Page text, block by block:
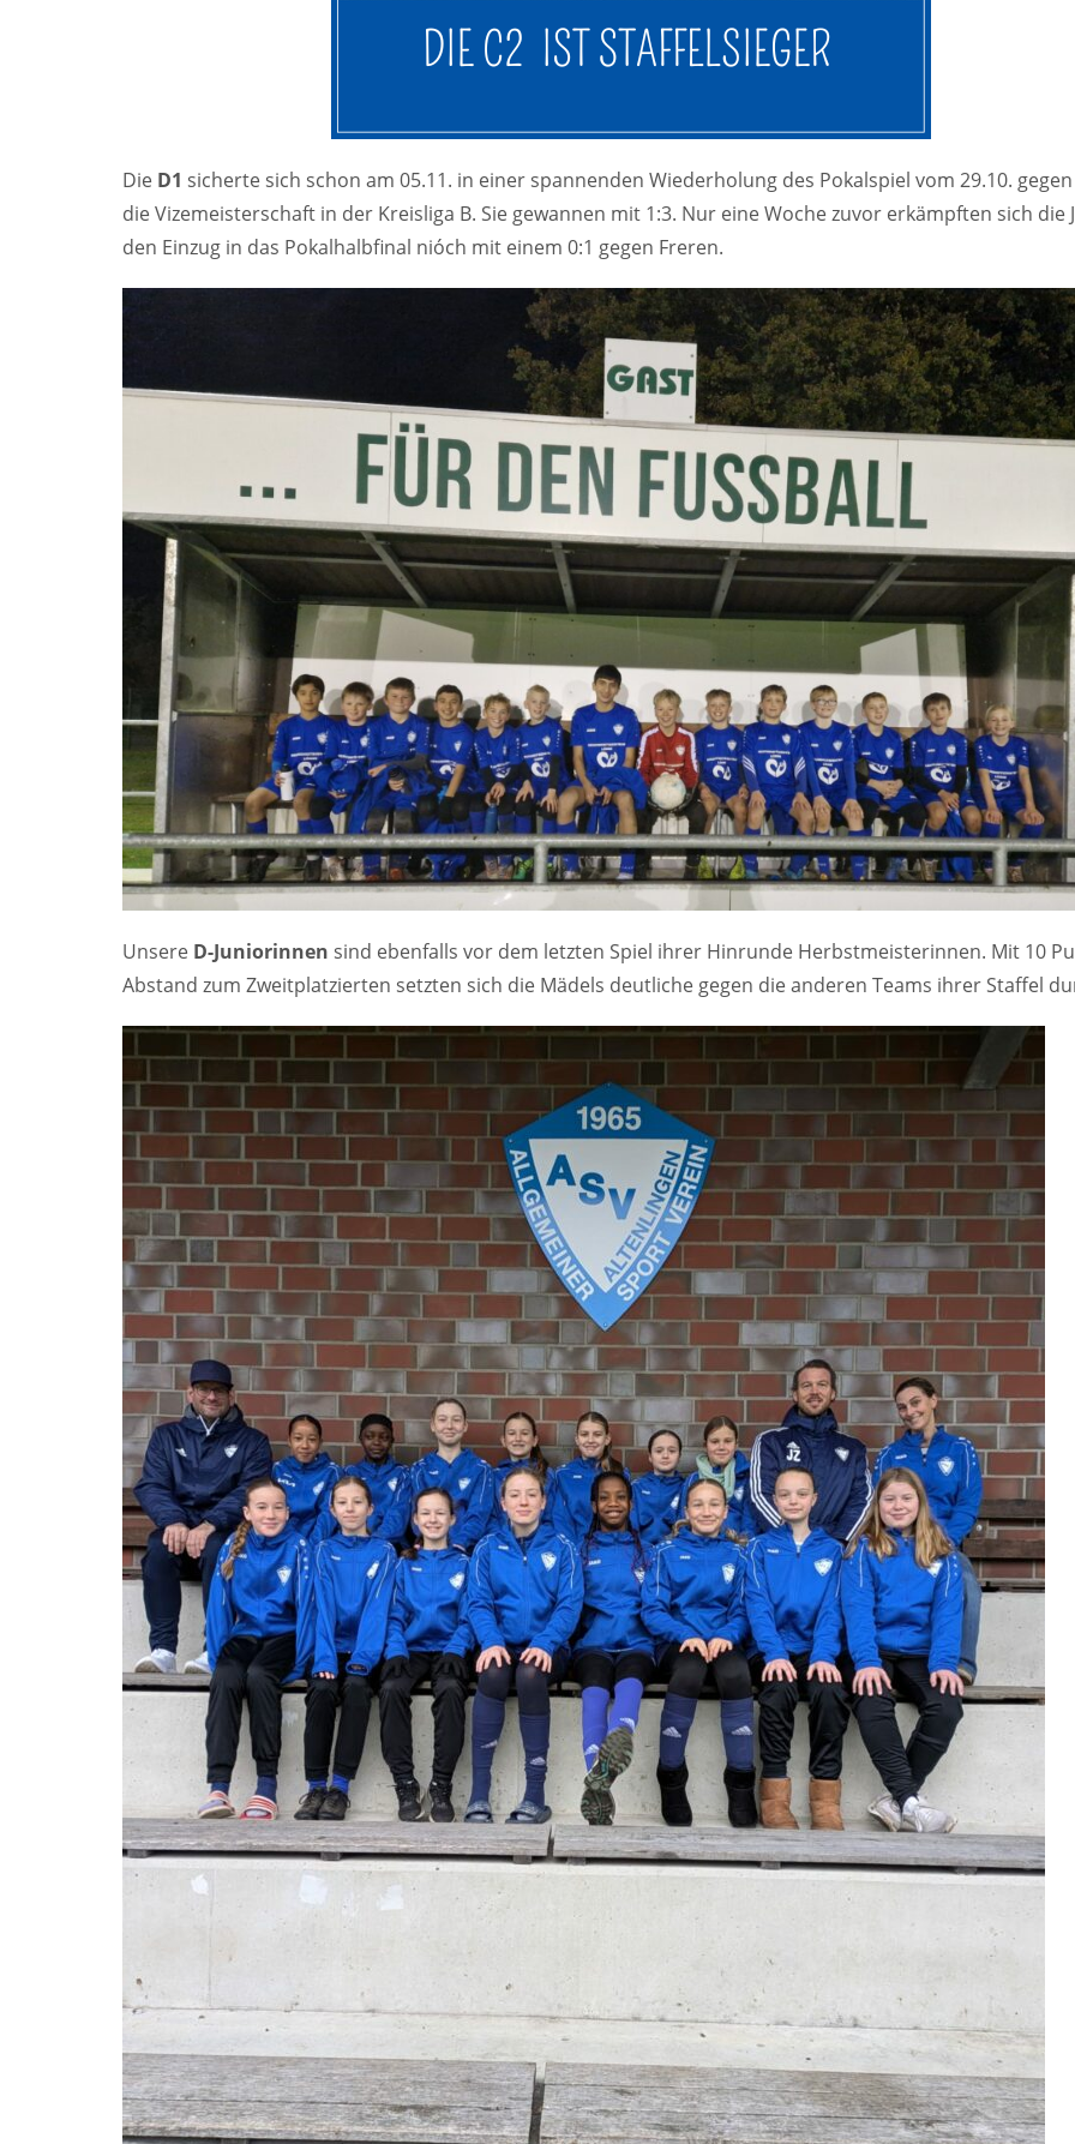
Die D1 sicherte sich schon am 05.11. in einer spannenden Wiederholung des Pokalspiel vom 29.10.
die Vizemeisterschaft in der Kreisliga B. Sie gewannen mit 1:3. Nur eine Woche zuvor erkämpften sich die
den Einzug in das Pokalhalbfinal nióch mit einem 0:1 gegen Freren.
Unsere D-Juniorinnen sind ebenfalls vor dem letzten Spiel ihrer Hinrunde Herbstmeisterinnen. Mit 10
Abstand zum Zweitplatzierten setzten sich die Mädels deutliche gegen die anderen Teams ihrer Staffel